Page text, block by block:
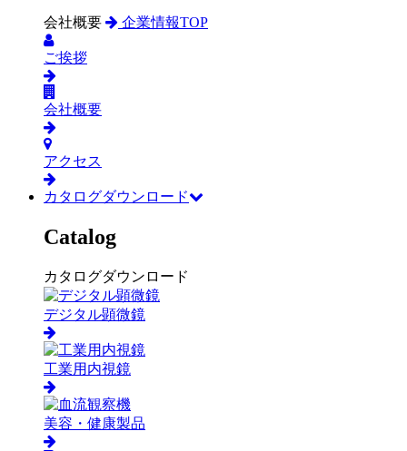
会社概要 企業情報TOP
ご挨拶
会社概要
アクセス
カタログダウンロード
Catalog
カタログダウンロード
デジタル顕微鏡
工業用内視鏡
美容・健康製品